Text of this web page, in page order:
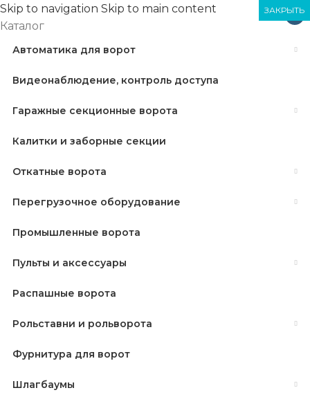
Skip to navigation Skip to main content
Каталог
Автоматика для ворот
Видеонаблюдение, контроль доступа
Гаражные секционные ворота
Калитки и заборные секции
Откатные ворота
Перегрузочное оборудование
Промышленные ворота
Пульты и аксессуары
Распашные ворота
Рольставни и рольворота
Фурнитура для ворот
Шлагбаумы
×
ЗАКРЫТЬ
ЗАКРЫТЬ
ЗАКРЫТЬ